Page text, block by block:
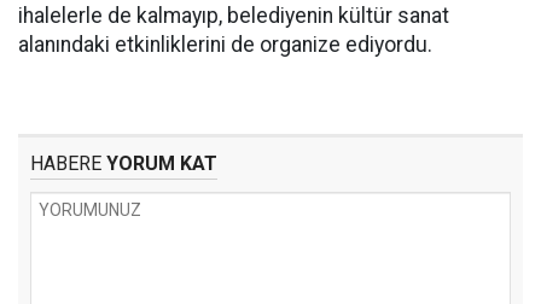
ihalelerle de kalmayıp, belediyenin kültür sanat
alanındaki etkinliklerini de organize ediyordu.
HABERE YORUM KAT